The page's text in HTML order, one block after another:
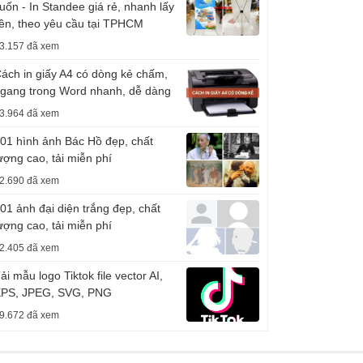
- In Standee giá rẻ, nhanh lấy
theo yêu cầu tại TPHCM
đã xem
in giấy A4 có dòng kẻ chấm,
trong Word nhanh, dễ dàng
đã xem
hình ảnh Bác Hồ đẹp, chất
cao, tải miễn phí
đã xem
ảnh đại diện trắng đẹp, chất
cao, tải miễn phí
đã xem
mẫu logo Tiktok file vector AI,
JPEG, SVG, PNG
đã xem